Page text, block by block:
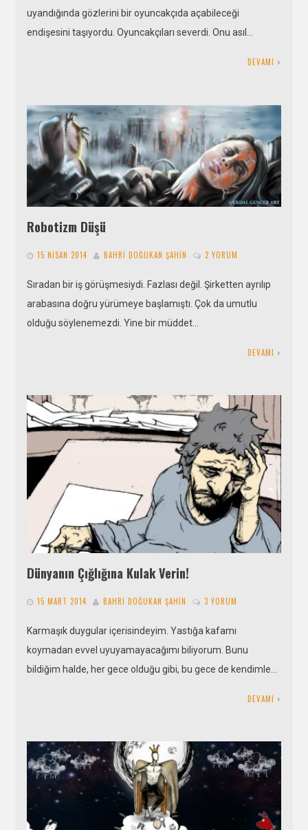
uyandığında gözlerini bir oyuncakçıda açabileceği
endişesini taşıyordu. Oyuncakçıları severdi. Onu asıl…
DEVAMI
Robotizm Düşü
15 NISAN 2014 BAHRI DOĞUKAN ŞAHIN 2 YORUM
Sıradan bir iş görüşmesiydi. Fazlası değil. Şirketten ayrılıp
arabasına doğru yürümeye başlamıştı. Çok da umutlu
olduğu söylenemezdi. Yine bir müddet…
DEVAMI
Dünyanın Çığlığına Kulak Verin!
15 MART 2014 BAHRI DOĞUKAN ŞAHIN 3 YORUM
Karmaşık duygular içerisindeyim. Yastığa kafamı
koymadan evvel uyuyamayacağımı biliyorum. Bunu
bildiğim halde, her gece olduğu gibi, bu gece de kendimle…
DEVAMI